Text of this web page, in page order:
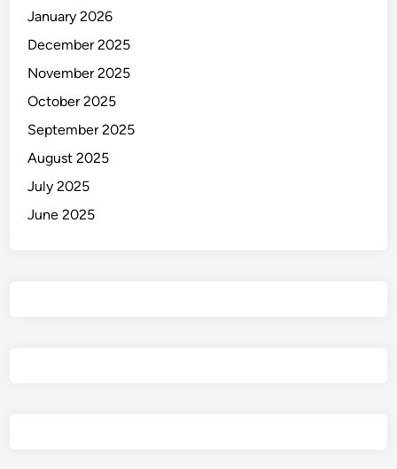
January 2026
December 2025
November 2025
October 2025
September 2025
August 2025
July 2025
June 2025